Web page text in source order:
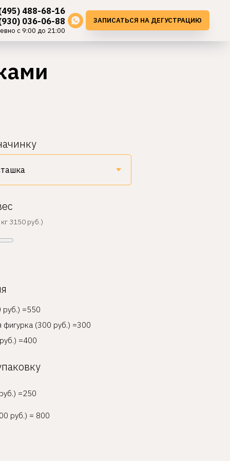
488-68-16
036-06-88
с 9:00 до 21:00
ЗАПИСАТЬСЯ НА ДЕГУСТРАЦИЮ
3150 руб.)
руб.) =550
(300 руб.) =300
=400
=250
руб.) = 800